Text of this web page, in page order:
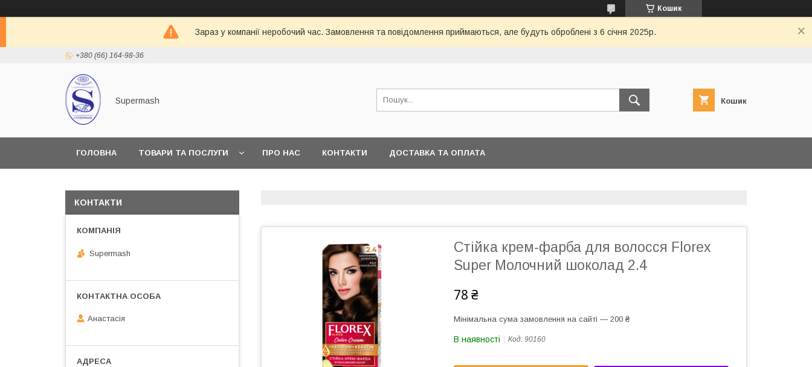
Кошик
Зараз у компанії неробочий час. Замовлення та повідомлення приймаються, але будуть оброблені з 6 січня 2025р.
+380 (66) 164-98-36
Supermash Кошик
ГОЛОВНА ТОВАРИ ТА ПОСЛУГИ ПРО НАС КОНТАКТИ ДОСТАВКА ТА ОПЛАТА
Стійка крем-фарба для волосся Florex
Super Молочний шоколад 2.4
78 ₴
Мінімальна сума замовлення на сайті — 200 ₴
В наявності Код: 90160
КОНТАКТИ
Supermash
Анастасія